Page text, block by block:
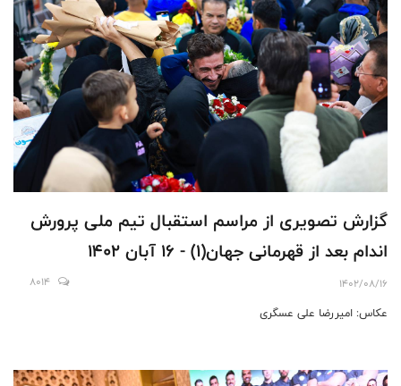
گزارش تصویری از مراسم استقبال تیم ملی پرورش
اندام بعد از قهرمانی جهان(1) - 16 آبان 1402
1402/08/16
8014
عکاس: امیررضا علی عسگری